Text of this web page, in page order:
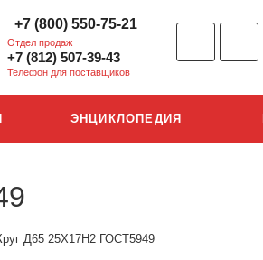
+7 (800) 550-75-21
Отдел продаж
+7 (812) 507-39-43
Телефон для поставщиков
ЭНЦИКЛОПЕДИЯ
Д65 25Х17Н2 ГОСТ5949